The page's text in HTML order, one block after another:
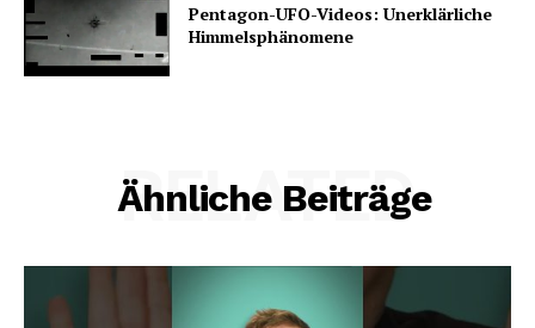
Pentagon-UFO-Videos: Unerklärliche
Himmelsphänomene
Ähnliche Beiträge
RELATED